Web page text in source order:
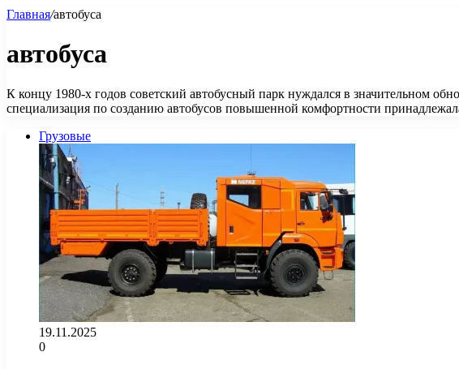
Главная/автобуса
автобуса
К концу 1980-х годов советский автобусный парк нуждался в значительном
специализация по созданию автобусов повышенной комфортности
Грузовые
19.11.2025
0